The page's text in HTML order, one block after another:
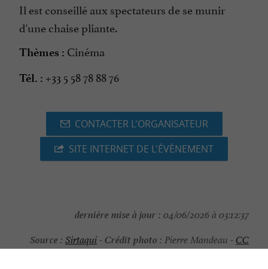
Il est conseillé aux spectateurs de se munir
d'une chaise pliante.
Thèmes : Cinéma
Tél. : +33 5 58 78 88 76
CONTACTER L'ORGANISATEUR
SITE INTERNET DE L'ÉVÈNEMENT
dernière mise à jour : 04/06/2026 à 03:12:37
Source : Sirtaqui-Crédit photo : Pierre Mandeau -CC